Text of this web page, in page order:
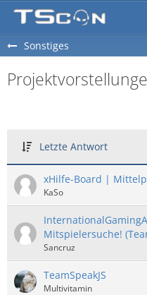
Sonstiges
Letzte Antwort
xHilfe-Board |
KaSo
Mitspielersuche!
Sancruz
TeamSpeakJS
Multivitamin